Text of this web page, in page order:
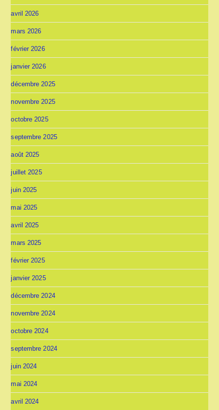
avril 2026
mars 2026
février 2026
janvier 2026
décembre 2025
novembre 2025
octobre 2025
septembre 2025
août 2025
juillet 2025
juin 2025
mai 2025
avril 2025
mars 2025
février 2025
janvier 2025
décembre 2024
novembre 2024
octobre 2024
septembre 2024
juin 2024
mai 2024
avril 2024